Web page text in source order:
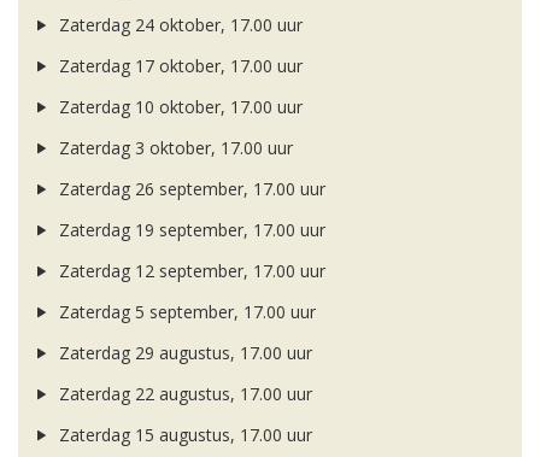
Zaterdag 24 oktober, 17.00 uur
Zaterdag 17 oktober, 17.00 uur
Zaterdag 10 oktober, 17.00 uur
Zaterdag 3 oktober, 17.00 uur
Zaterdag 26 september, 17.00 uur
Zaterdag 19 september, 17.00 uur
Zaterdag 12 september, 17.00 uur
Zaterdag 5 september, 17.00 uur
Zaterdag 29 augustus, 17.00 uur
Zaterdag 22 augustus, 17.00 uur
Zaterdag 15 augustus, 17.00 uur